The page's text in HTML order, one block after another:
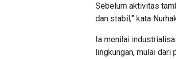
Sebelum aktivitas
dan stabil,” kata
Ia menilai
lingkungan, mulai dari